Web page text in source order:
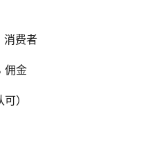
费者
佣金
）